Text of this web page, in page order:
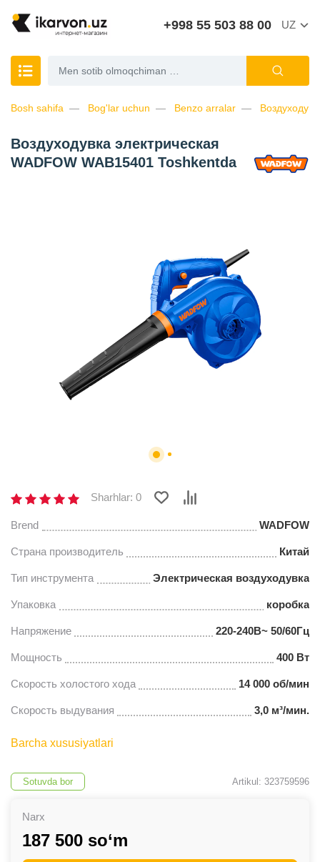
+998 55 503 88 00 UZ
Bosh sahifa Bog'lar uchun Benzo arralar
Воздуходувка электрическая
WADFOW WAB15401 Toshkentda
Sharhlar: 0
Brend WADFOW
Страна производитель Китай
Тип инструмента Электрическая воздуходувка
Упаковка коробка
Напряжение 220-240В~ 50/60Гц
Мощность 400 Вт
Скорость холостого хода 14 000 об/мин
Скорость выдувания 3,0 м³/мин.
Barcha xususiyatlari
Sotuvda bor Artikul: 323759596
Narx
187 500 so‘m